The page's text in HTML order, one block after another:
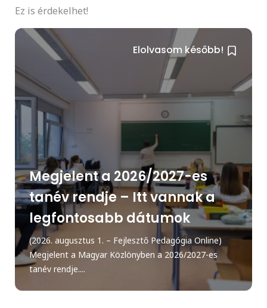
Ez is érdekelhet!
Elolvasom később!
Megjelent a 2026/2027-es
tanév rendje – Itt vannak a
legfontosabb dátumok
(2026. augusztus 1. – Fejlesztő Pedagógia Online)
Megjelent a Magyar Közlönyben a 2026/2027-es
tanév rendje....